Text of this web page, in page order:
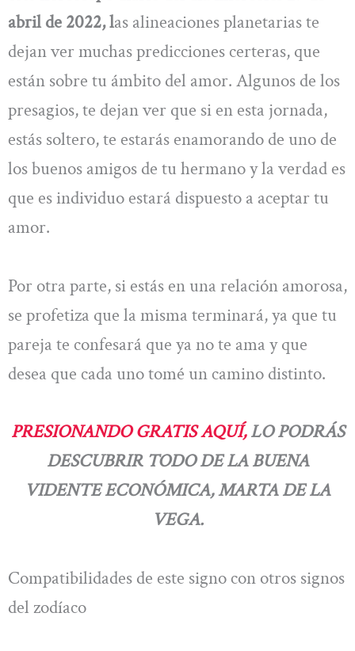
abril de 2022, las alineaciones planetarias te
dejan ver muchas predicciones certeras, que
están sobre tu ámbito del amor. Algunos de los
presagios, te dejan ver que si en esta jornada,
estás soltero, te estarás enamorando de uno de
los buenos amigos de tu hermano y la verdad es
que es individuo estará dispuesto a aceptar tu
amor.
Por otra parte, si estás en una relación amorosa,
se profetiza que la misma terminará, ya que tu
pareja te confesará que ya no te ama y que
desea que cada uno tomé un camino distinto.
PRESIONANDO GRATIS AQUÍ,LO PODRÁS
DESCUBRIR TODO DE LA BUENA
VIDENTE ECONÓMICA, MARTA DE LA
VEGA.
Compatibilidades de este signo con otros signos
del zodíaco